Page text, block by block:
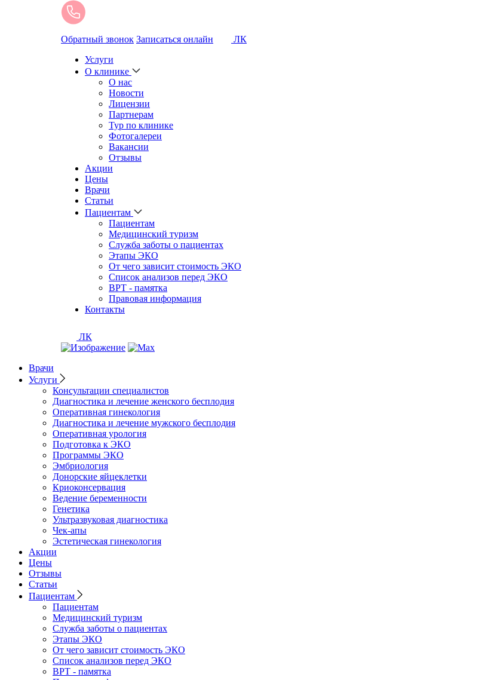
Обратный звонок Записаться онлайн
ЛК
Услуги
О клинике
О нас
Новости
Лицензии
Партнерам
Тур по клинике
Фотогалереи
Вакансии
Отзывы
Акции
Цены
Врачи
Статьи
Пациентам
Пациентам
Медицинский туризм
Служба заботы о пациентах
Этапы ЭКО
От чего зависит стоимость ЭКО
Список анализов перед ЭКО
ВРТ - памятка
Правовая информация
Контакты
ЛК
Врачи
Услуги
Консультации специалистов
Диагностика и лечение женского бесплодия
Оперативная гинекология
Диагностика и лечение мужского бесплодия
Оперативная урология
Подготовка к ЭКО
Программы ЭКО
Эмбриология
Донорские яйцеклетки
Криоконсервация
Ведение беременности
Генетика
Ультразвуковая диагностика
Чек-апы
Эстетическая гинекология
Акции
Цены
Отзывы
Статьи
Пациентам
Пациентам
Медицинский туризм
Служба заботы о пациентах
Этапы ЭКО
От чего зависит стоимость ЭКО
Список анализов перед ЭКО
ВРТ - памятка